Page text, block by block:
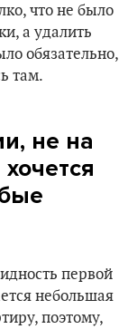
что не было
а удалить
обязательно,
там.
не на
первой
небольшая
поэтому,